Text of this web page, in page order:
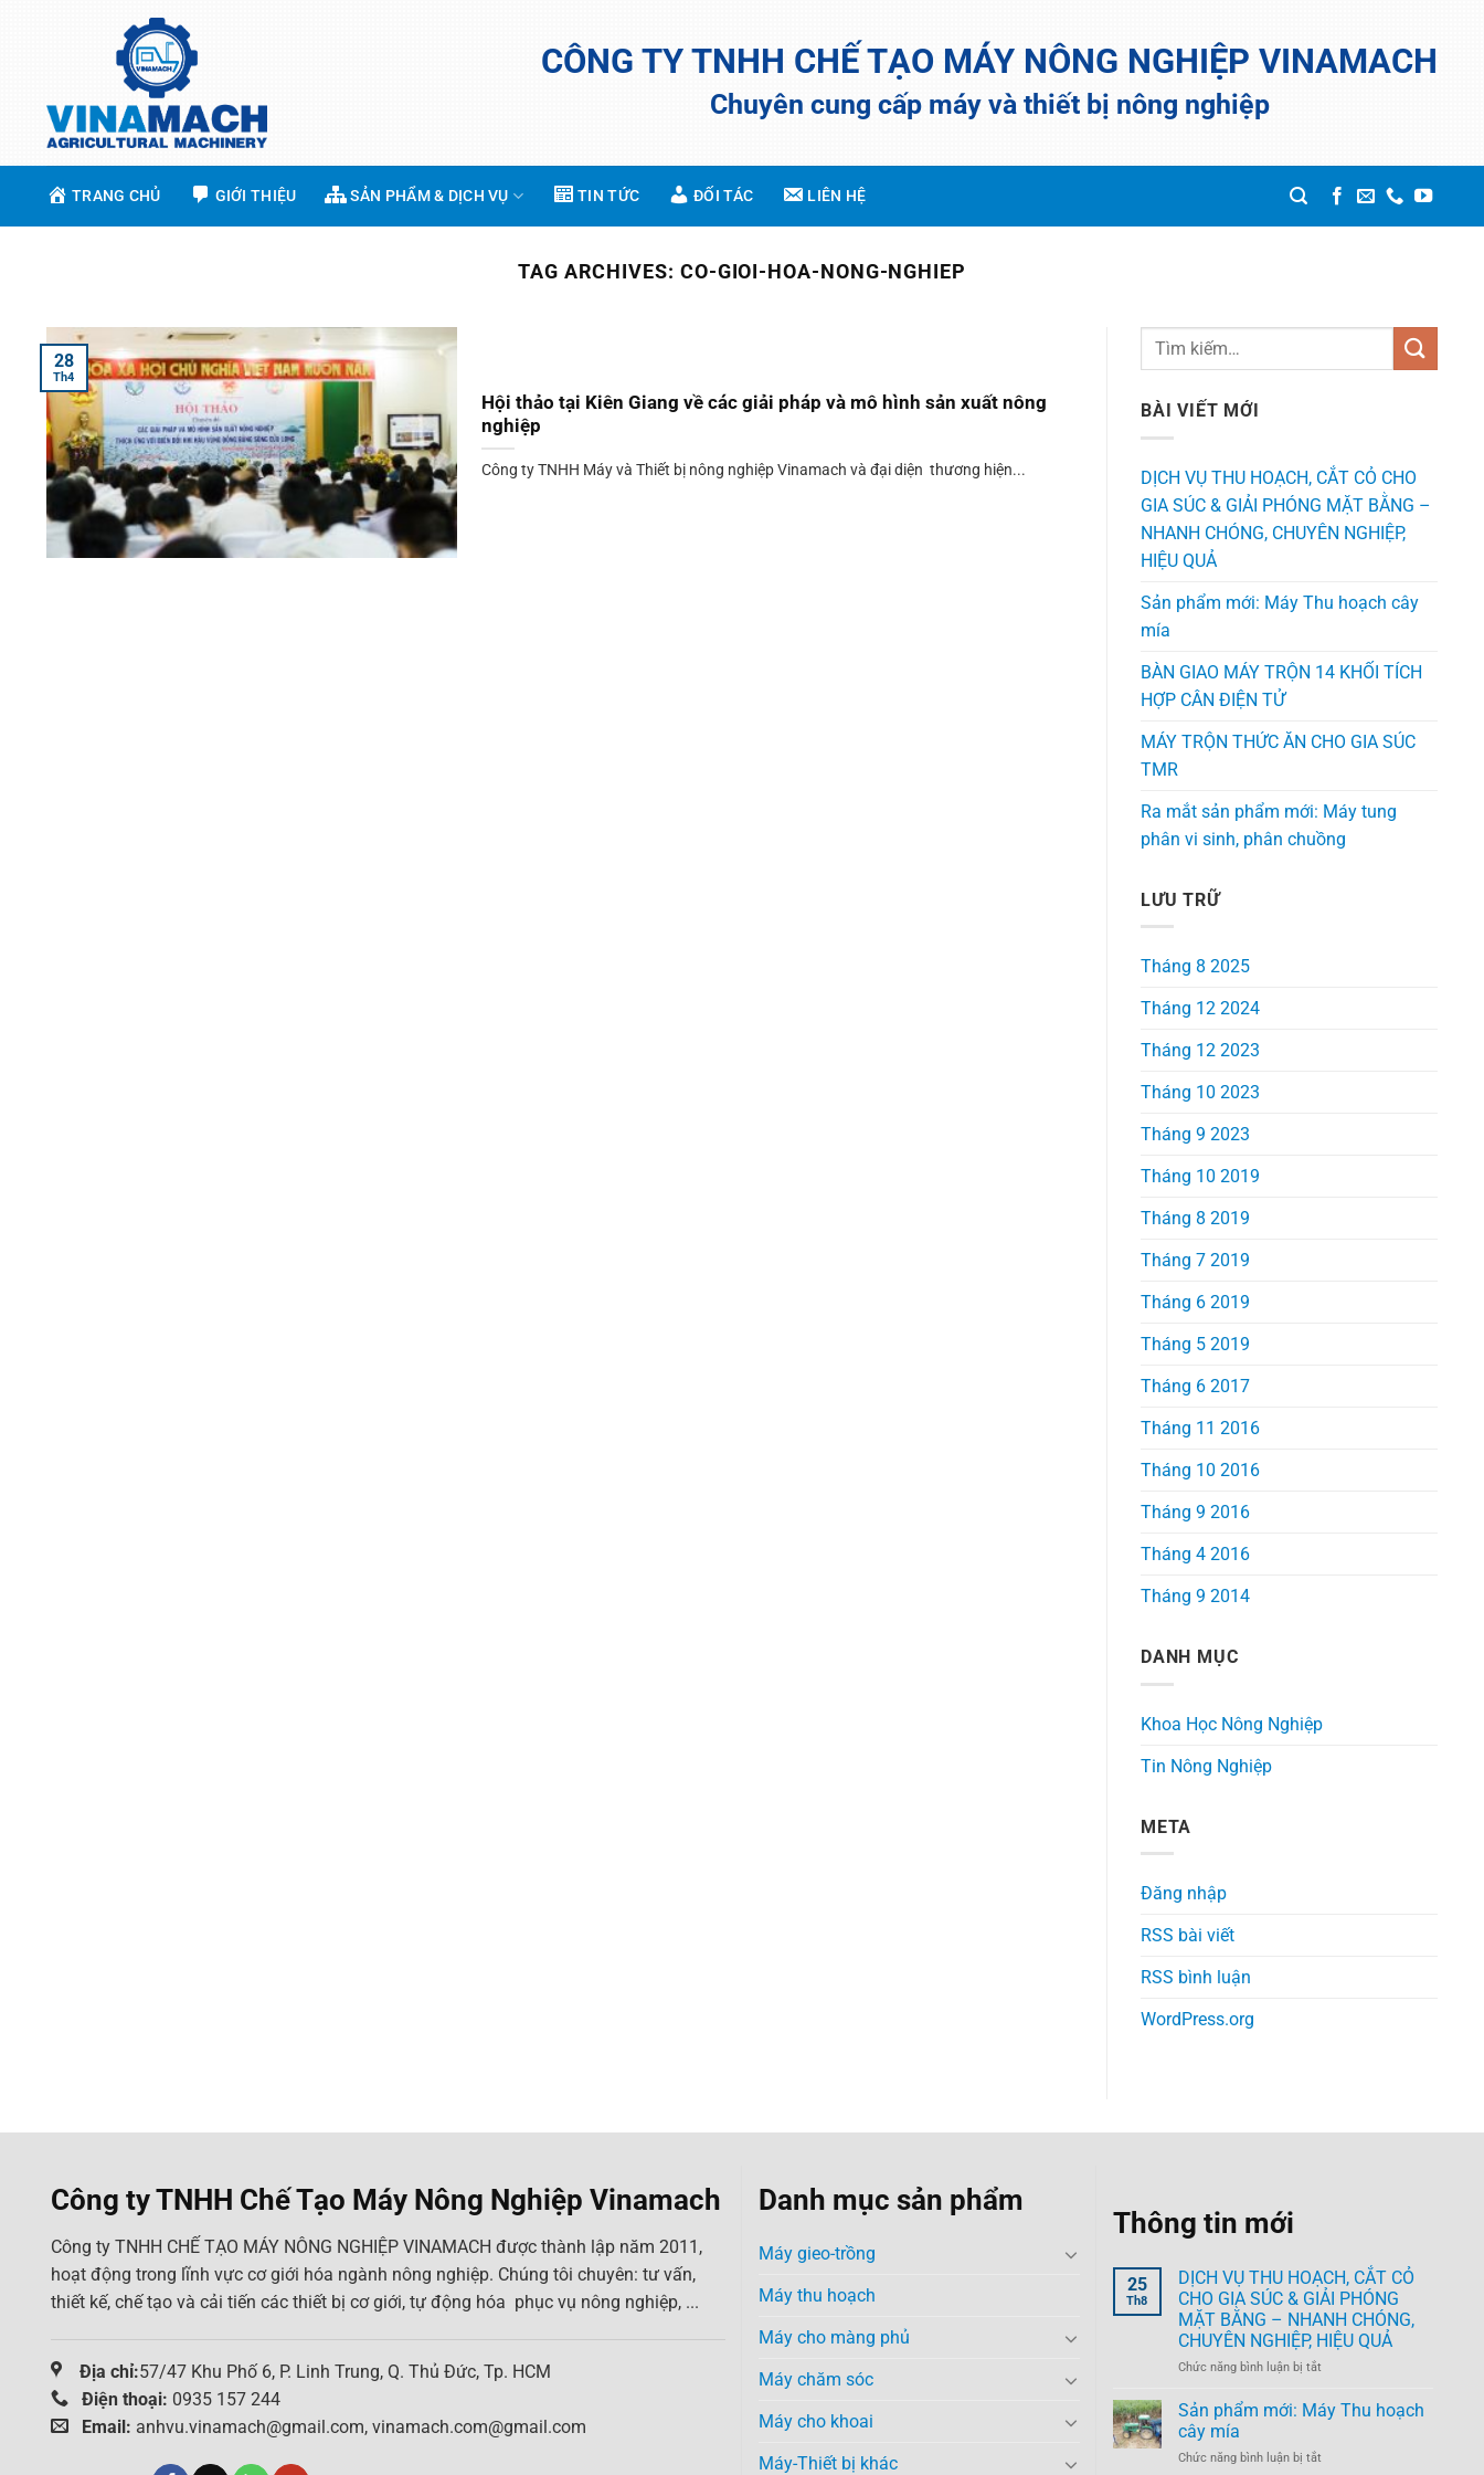
CÔNG TY TNHH CHẾ TẠO MÁY NÔNG NGHIỆP VINAMACH
Chuyên cung cấp máy và thiết bị nông nghiệp
TRANG CHỦ GIỚI THIỆU SẢN PHẨM & DỊCH VỤ TIN TỨC ĐỐI TÁC LIÊN HỆ
TAG ARCHIVES: CO-GIOI-HOA-NONG-NGHIEP
Hội thảo tại Kiên Giang về các giải pháp và mô hình sản xuất nông
nghiệp
Công ty TNHH Máy và Thiết bị nông nghiệp Vinamach và đại diện thương hiện...
28
Th4
BÀI VIẾT MỚI
DỊCH VỤ THU HOẠCH, CẮT CỎ CHO
GIA SÚC & GIẢI PHÓNG MẶT BẰNG –
NHANH CHÓNG, CHUYÊN NGHIỆP,
HIỆU QUẢ
Sản phẩm mới: Máy Thu hoạch cây
mía
BÀN GIAO MÁY TRỘN 14 KHỐI TÍCH
HỢP CÂN ĐIỆN TỬ
MÁY TRỘN THỨC ĂN CHO GIA SÚC
TMR
Ra mắt sản phẩm mới: Máy tung
phân vi sinh, phân chuồng
LƯU TRỮ
Tháng 8 2025
Tháng 12 2024
Tháng 12 2023
Tháng 10 2023
Tháng 9 2023
Tháng 10 2019
Tháng 8 2019
Tháng 7 2019
Tháng 6 2019
Tháng 5 2019
Tháng 6 2017
Tháng 11 2016
Tháng 10 2016
Tháng 9 2016
Tháng 4 2016
Tháng 9 2014
DANH MỤC
Khoa Học Nông Nghiệp
Tin Nông Nghiệp
META
Đăng nhập
RSS bài viết
RSS bình luận
WordPress.org
Công ty TNHH Chế Tạo Máy Nông Nghiệp Vinamach
Công ty TNHH CHẾ TẠO MÁY NÔNG NGHIỆP VINAMACH được thành lập năm 2011,
hoạt động trong lĩnh vực cơ giới hóa ngành nông nghiệp. Chúng tôi chuyên: tư vấn,
thiết kế, chế tạo và cải tiến các thiết bị cơ giới, tự động hóa phục vụ nông nghiệp, ...
Địa chỉ:57/47 Khu Phố 6, P. Linh Trung, Q. Thủ Đức, Tp. HCM
Điện thoại: 0935 157 244
Email: anhvu.vinamach@gmail.com, vinamach.com@gmail.com
Danh mục sản phẩm
Máy gieo-trồng
Máy thu hoạch
Máy cho màng phủ
Máy chăm sóc
Máy cho khoai
Máy-Thiết bị khác
Thông tin mới
25
Th8
DỊCH VỤ THU HOẠCH, CẮT CỎ
CHO GIA SÚC & GIẢI PHÓNG
MẶT BẰNG – NHANH CHÓNG,
CHUYÊN NGHIỆP, HIỆU QUẢ
Chức năng bình luận bị tắtở
VỤ
THU
CẮT
Sản phẩm mới: Máy Thu hoạch
cây mía
Chức năng bình luận bị tắtở